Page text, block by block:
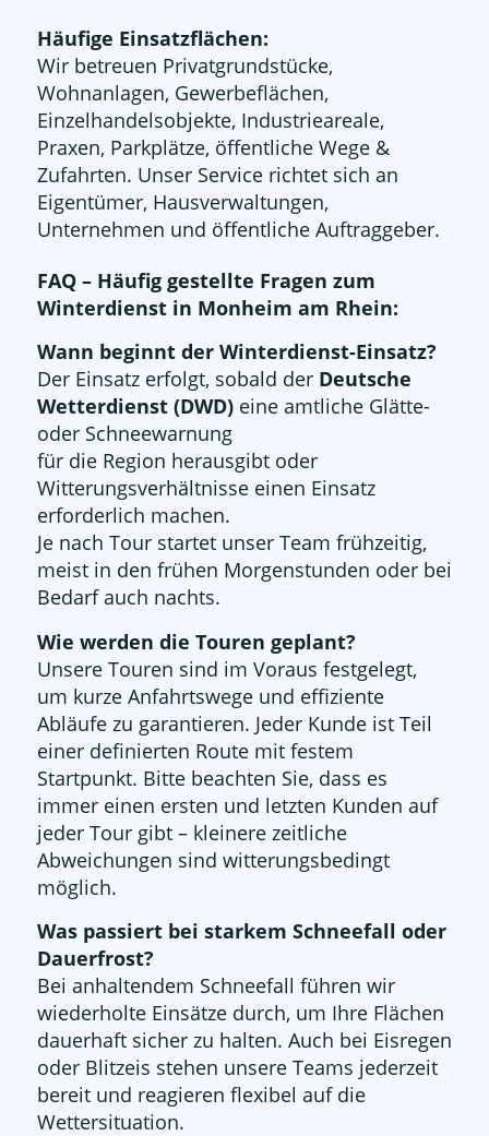
Häufige Einsatzflächen:
Wir betreuen Privatgrundstücke,
Wohnanlagen, Gewerbeflächen,
Einzelhandelsobjekte, Industrieareale,
Praxen, Parkplätze, öffentliche Wege &
Zufahrten. Unser Service richtet sich an
Eigentümer, Hausverwaltungen,
Unternehmen und öffentliche Auftraggeber.
FAQ – Häufig gestellte Fragen zum
Winterdienst in Monheim am Rhein:
Wann beginnt der Winterdienst-Einsatz?
Der Einsatz erfolgt, sobald der Deutsche
Wetterdienst (DWD)eine amtliche Glätte-
oder Schneewarnung
für die Region herausgibt oder
Witterungsverhältnisse einen Einsatz
erforderlich machen.
Je nach Tour startet unser Team frühzeitig,
meist in den frühen Morgenstunden oder bei
Bedarf auch nachts.
Wie werden die Touren geplant?
Unsere Touren sind im Voraus festgelegt,
um kurze Anfahrtswege und effiziente
Abläufe zu garantieren. Jeder Kunde ist Teil
einer definierten Route mit festem
Startpunkt. Bitte beachten Sie, dass es
immer einen ersten und letzten Kunden auf
jeder Tour gibt – kleinere zeitliche
Abweichungen sind witterungsbedingt
möglich.
Was passiert bei starkem Schneefall oder
Dauerfrost?
Bei anhaltendem Schneefall führen wir
wiederholte Einsätze durch, um Ihre Flächen
dauerhaft sicher zu halten. Auch bei Eisregen
oder Blitzeis stehen unsere Teams jederzeit
bereit und reagieren flexibel auf die
Wettersituation.